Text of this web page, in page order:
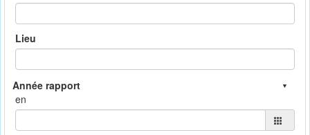
Lieu
en